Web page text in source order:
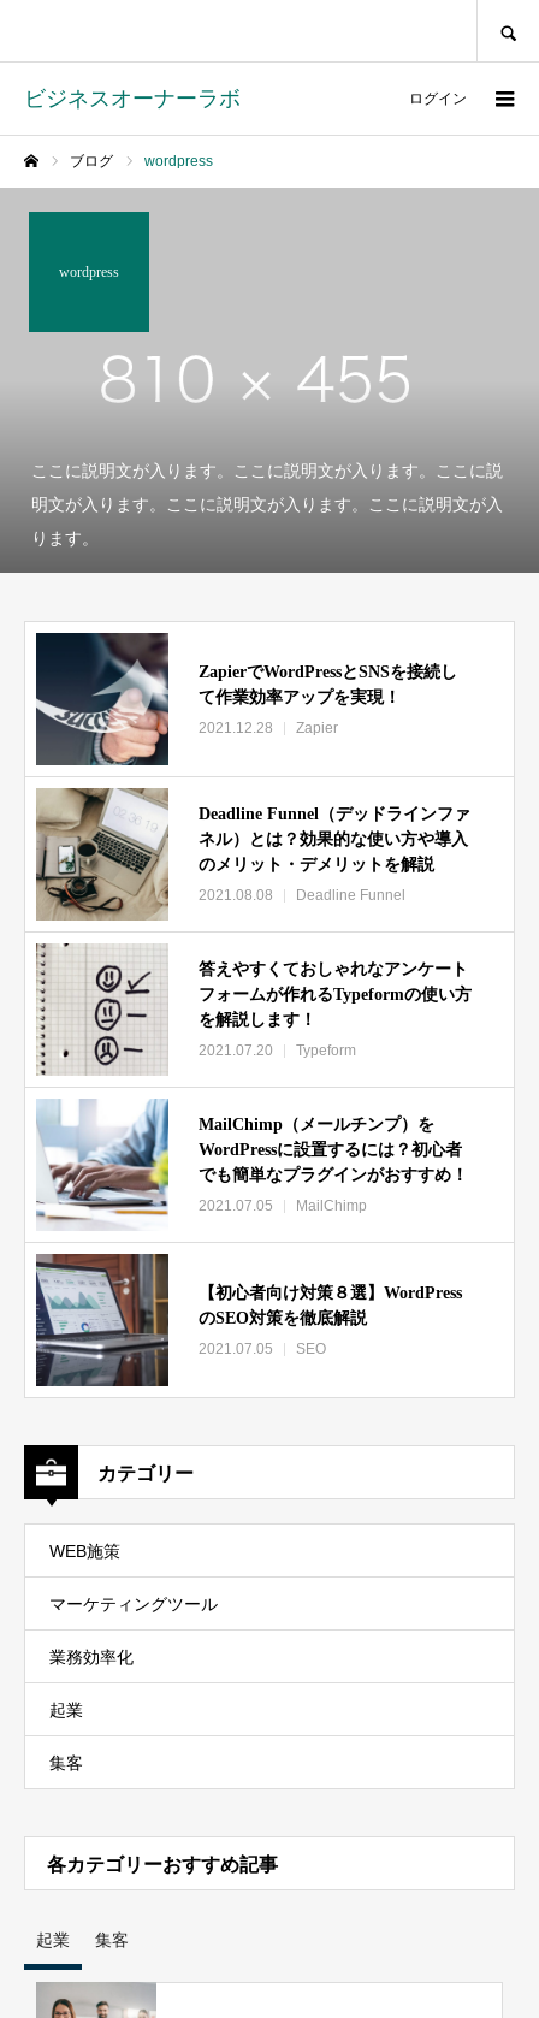
ビジネスオーナーラボ ログイン
ブログ wordpress
wordpress
ここに説明文が入ります。ここに説明文が入ります。ここに説
明文が入ります。ここに説明文が入ります。ここに説明文が入
ります。
ZapierでWordPressとSNSを接続し
て作業効率アップを実現！
2021.12.28 Zapier
Deadline Funnel（デッドラインファ
ネル）とは？効果的な使い方や導入
のメリット・デメリットを解説
2021.08.08 Deadline Funnel
答えやすくておしゃれなアンケート
フォームが作れるTypeformの使い方
を解説します！
2021.07.20 Typeform
MailChimp（メールチンプ）を
WordPressに設置するには？初心者
でも簡単なプラグインがおすすめ！
2021.07.05 MailChimp
【初心者向け対策８選】WordPress
のSEO対策を徹底解説
2021.07.05 SEO
カテゴリー
WEB施策
マーケティングツール
業務効率化
起業
集客
各カテゴリーおすすめ記事
起業 集客